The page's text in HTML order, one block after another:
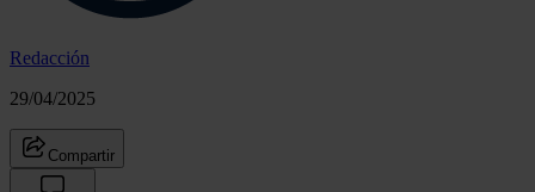
Redacción
29/04/2025
Compartir